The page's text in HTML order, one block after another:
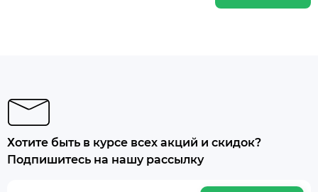
Хотите быть в курсе всех акций и скидок?
Подпишитесь на нашу рассылку